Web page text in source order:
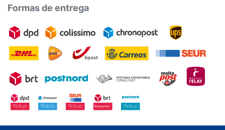
Formas de entrega